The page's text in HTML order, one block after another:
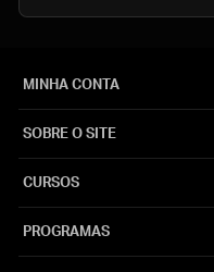
MINHA CONTA
SOBRE O SITE
CURSOS
PROGRAMAS